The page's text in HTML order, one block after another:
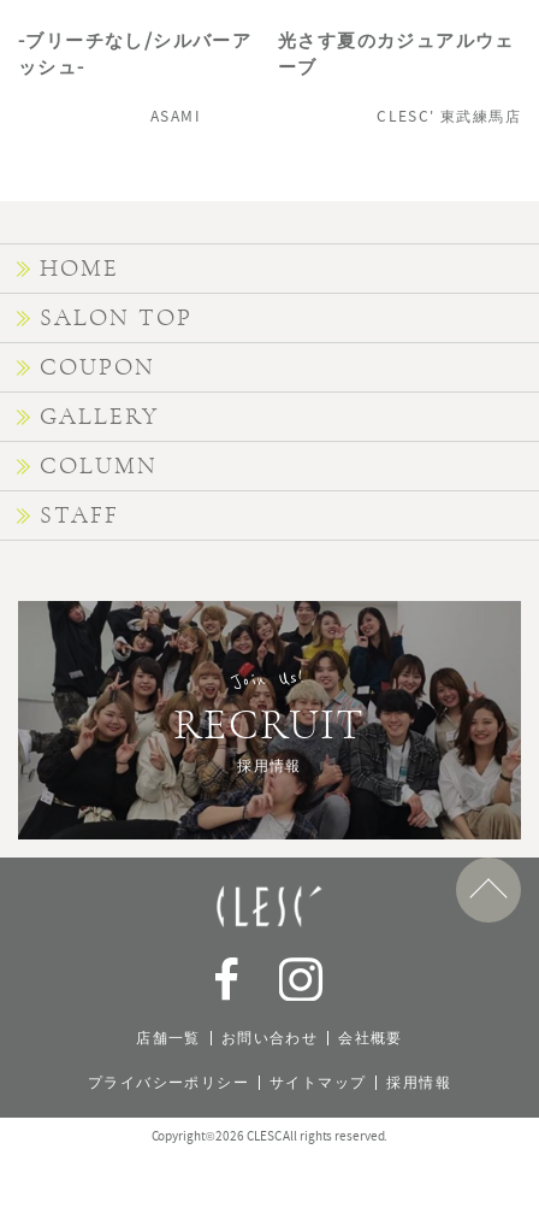
-ブリーチなし/シルバーア
ッシュ-
ASAMI
光さす夏のカジュアルウェ
ーブ
CLESC' 東武練馬店
HOME
SALON TOP
COUPON
GALLERY
COLUMN
STAFF
Join Us!
RECRUIT
採用情報
店舗一覧 お問い合わせ 会社概要
プライバシーポリシー サイトマップ 採用情報
Copyright© 2026 CLESC All rights reserved.